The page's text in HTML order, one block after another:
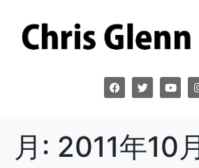
月: 2011年10